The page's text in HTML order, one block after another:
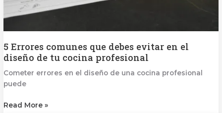
5 Errores comunes que debes evitar en el
diseño de tu cocina profesional
Cometer errores en el diseño de una cocina profesional
puede
profesional
Read More »